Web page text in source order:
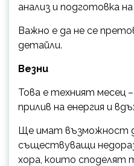
анализ и подготовка
Важно е да не се
детайли.
Везни
Това е техният месец
прилив на енергия и
Ще имат възможност
съществуващи
хора, които споделят